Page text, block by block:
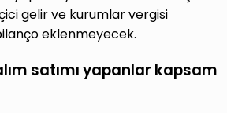
gelir ve kurumlar vergisi
eklenmeyecek.
satımı yapanlar kapsam